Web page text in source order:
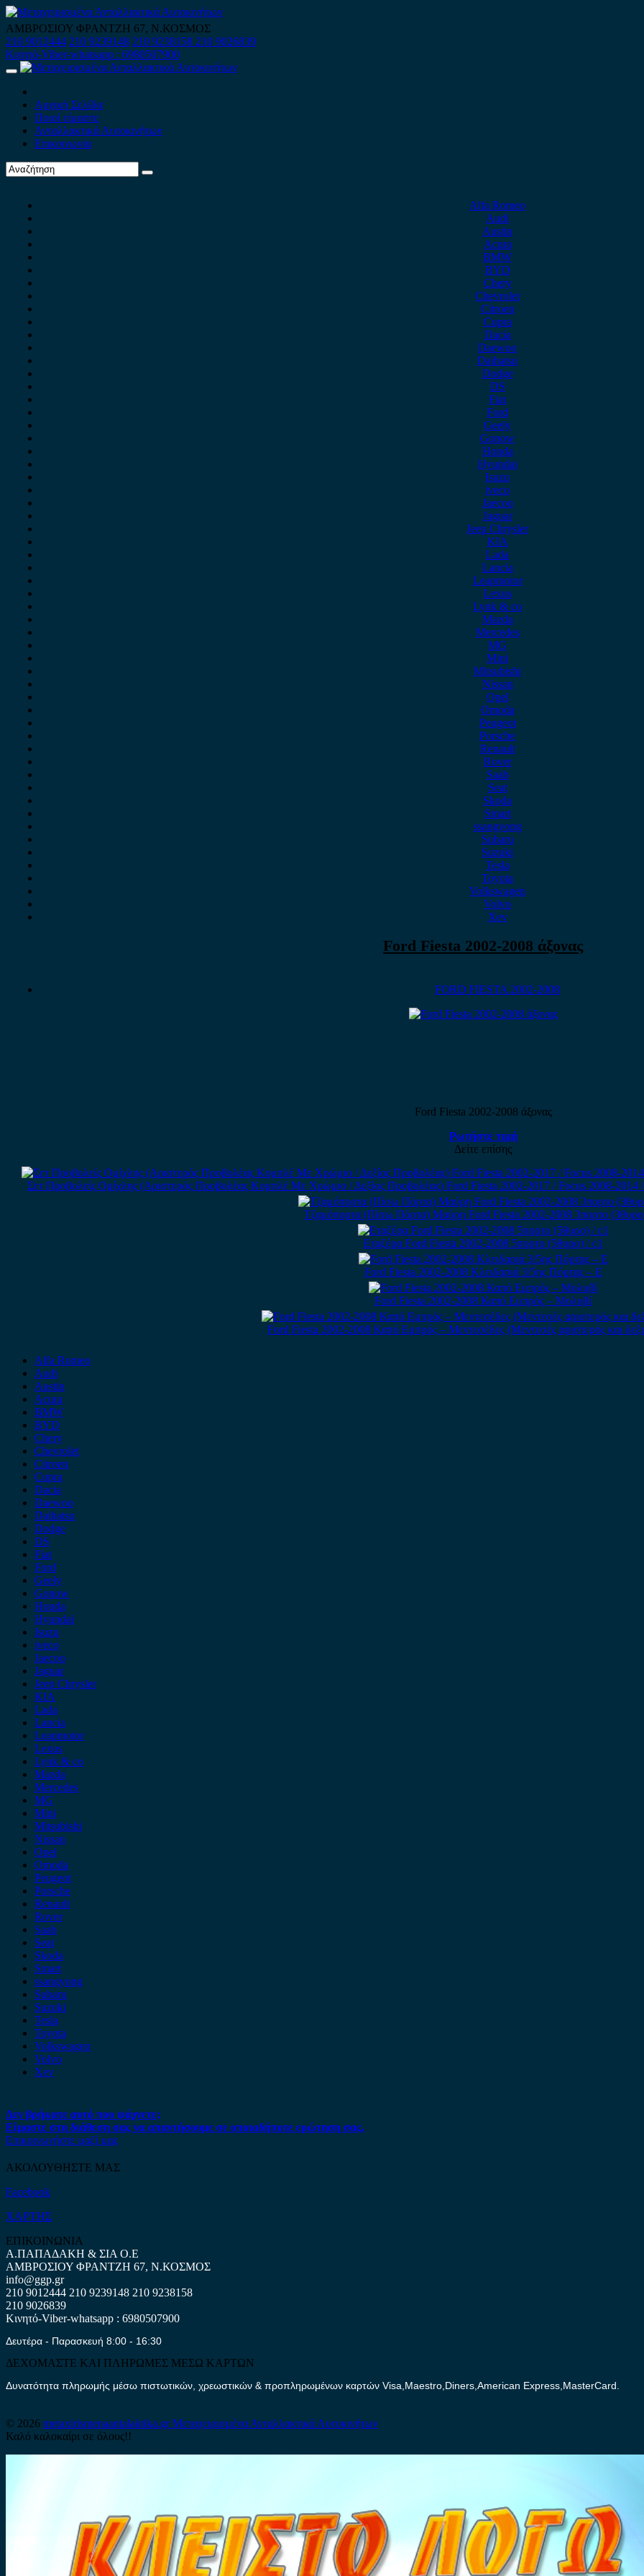
Skip
to
content
ΑΜΒΡΟΣΙΟΥ ΦΡΑΝΤΖΗ 67, Ν.ΚΟΣΜΟΣ
210 9012444 210 9239148 210 9238158 210 9026839
Κινητό-Viber-whatsapp : 6980507900
Primary
Αρχική Σελίδα
Ποιοί είμαστε
Ανταλλακτικά Αυτοκινήτων
Επικοινωνία
Alfa Romeo
Audi
Austin
Acura
BMW
BYD
Chery
Chevrolet
Citroen
Cupra
Dacia
Daewoo
Daihatsu
Dodge
DS
Fiat
Ford
Geely
Gonow
Honda
Hyundai
Isuzu
iveco
Jaecoo
Jaguar
Jeep Chrysler
KIA
Lada
Lancia
Leapmotor
Lexus
Lynk & co
Mazda
Mercedes
MG
Mini
Mitsubishi
Nissan
Opel
Omoda
Peugeot
Porsche
Renault
Rover
Saab
Seat
Skoda
Smart
ssangyong
Subaru
Suzuki
Tesla
Toyota
Volkswagen
Volvo
Xev
Ford Fiesta 2002-2008 άξονας
FORD FIESTA 2002-2008
Ford Fiesta 2002-2008 άξονας
Ρωτήστε τιμή
Δείτε επίσης
Σετ Προβολείς Ομίχλης (Αριστερός Προβολέας Κομπλέ Με Χρώμιο / Δεξίος Προβολέας) Ford Fiesta 2002-2017 / Focus 2008-
Τζαμόπορτα (Πίσω Πόρτα) Μαύρη Ford Fiesta 2002-2008 3πορτο
Εταζέρα Ford Fiesta 2002-2008 5πορτο (5θυρο) / c1
Ford Fiesta 2002-2008 Κλειδαριά 3/5ης Πόρτας – Ε
Ford Fiesta 2002-2008 Καπό Εμπρός – Μολυβί
Ford Fiesta 2002-2008 Καπό Εμπρός – Μεντεσέδες (Μεντεσές αριστερός και
Alfa Romeo
Audi
Austin
Acura
BMW
BYD
Chery
Chevrolet
Citroen
Cupra
Dacia
Daewoo
Daihatsu
Dodge
DS
Fiat
Ford
Geely
Gonow
Honda
Hyundai
Isuzu
iveco
Jaecoo
Jaguar
Jeep Chrysler
KIA
Lada
Lancia
Leapmotor
Lexus
Lynk & co
Mazda
Mercedes
MG
Mini
Mitsubishi
Nissan
Opel
Omoda
Peugeot
Porsche
Renault
Rover
Saab
Seat
Skoda
Smart
ssangyong
Subaru
Suzuki
Tesla
Toyota
Volkswagen
Volvo
Xev
Δεν βρήκατε αυτό που ψάχνετε;
Είμαστε στη διάθεση σας να απαντήσουμε σε οποιαδήποτε ερώτηση σας.
Επικοινωνήστε μαζί μας
ΑΚΟΛΟΥΘΗΣΤΕ ΜΑΣ
Facebook
ΧΑΡΤΗΣ
ΕΠΙΚΟΙΝΩΝΙΑ
Α.ΠΑΠΑΔΑΚΗ & ΣΙΑ Ο.Ε
ΑΜΒΡΟΣΙΟΥ ΦΡΑΝΤΖΗ 67, Ν.ΚΟΣΜΟΣ
info@ggp.gr
210 9012444 210 9239148 210 9238158
210 9026839
Κινητό-Viber-whatsapp : 6980507900
Δευτέρα - Παρασκευή 8:00 - 16:30
ΔΕΧΟΜΑΣΤΕ ΚΑΙ ΠΛΗΡΩΜΕΣ ΜΕΣΩ ΚΑΡΤΩΝ
Δυνατότητα πληρωμής μέσω πιστωτικών, χρεωστικών & προπληρωμένων καρτών Visa,Maestro,Diners,American Express,MasterCard.
© 2026 metaxirismenaantalaktika.grΜεταχειρισμένα Ανταλλακτικά Αυτοκινήτων
Καλό καλοκαίρι σε όλους!!